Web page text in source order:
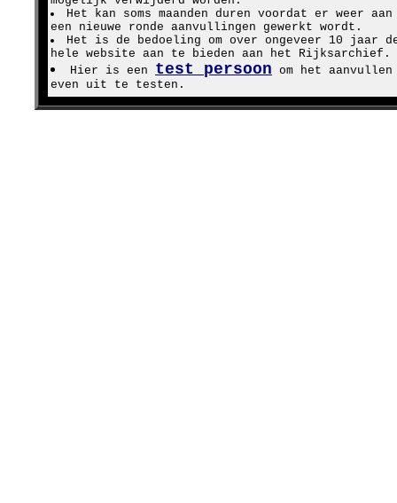
Het kan soms maanden duren voordat er weer aan
een nieuwe ronde aanvullingen gewerkt wordt.
Het is de bedoeling om over ongeveer 10 jaar
hele website aan te bieden aan het Rijksarchief.
Hier is een test persoon om het aanvullen
even uit te testen.